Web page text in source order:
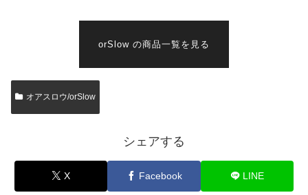
orSlow の商品一覧を見る
オアスロウ/orSlow
シェアする
X Facebook LINE